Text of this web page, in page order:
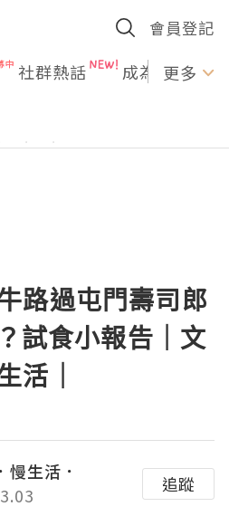
會員登記
社群熱話 成為U更多
路過屯門壽司郎
試食小報告｜文
活｜
慢生活．
追蹤